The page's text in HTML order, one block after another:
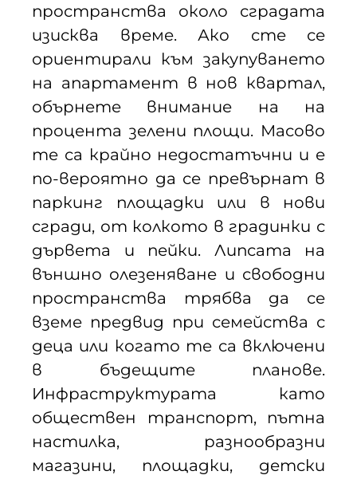
пространства около сградата
изисква време. Ако сте се
ориентирали към закупуването
на апартамент в нов квартал,
обърнете внимание на на
процента зелени площи. Масово
те са крайно недостатъчни и е
по-вероятно да се превърнат в
паркинг площадки или в нови
сгради, от колкото в градинки с
дървета и пейки. Липсата на
външно олезеняване и свободни
пространства трябва да се
вземе предвид при семейства с
деца или когато те са включени
в бъдещите планове.
Инфраструктурата като
обществен транспорт, пътна
настилка, разнообразни
магазини, площадки, детски